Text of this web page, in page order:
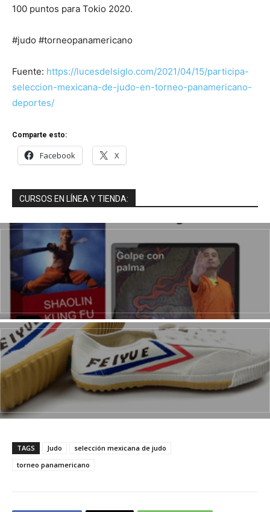
100 puntos para Tokio 2020.
#judo #torneopanamericano
Fuente: https://lucesdelsiglo.com/2021/04/15/participa-
seleccion-mexicana-de-judo-en-torneo-panamericano-
deportes/
Comparte esto:
Facebook X
CURSOS EN LÍNEA Y TIENDA:
TAGS Judo
selección mexicana de judo
torneo panamericano